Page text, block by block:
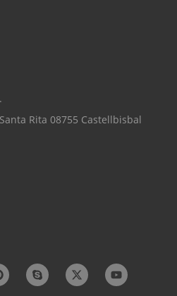
Rita 08755 Castellbisbal